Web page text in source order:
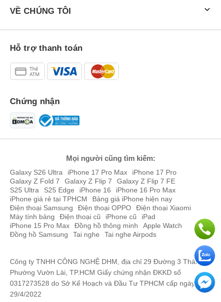
VỀ CHÚNG TÔI
Hỗ trợ thanh toán
Chứng nhận
Mọi người cũng tìm kiếm:
Galaxy S26 Ultra iPhone 17 Pro Max
iPhone 17 Pro
Galaxy Z Fold 7
Galaxy Z Flip 7
Galaxy Z Flip 7 FE
S25 Ultra
S25 Edge iPhone 16
iPhone 16 Pro Max
iPhone giá rẻ tại TPHCM
Bảng giá iPhone hiện nay
Điện thoại Samsung
Điện thoại OPPO
Điện thoại Xiaomi
Máy tính bảng
Điện thoại cũ iPhone cũ
iPad
iPhone 15 Pro Max
Đồng hồ thông minh
Apple Watch
Đồng hồ Samsung
Tai nghe Tai nghe Airpods
Công ty TNHH CÔNG NGHỆ DHM, địa chỉ 29 Đường 3 Tháng 2,
Phường Vườn Lài, TP.HCM Giấy chứng nhận ĐKKD số
0317273528 do Sở Kế Hoạch và Đầu Tư TPHCM cấp ngày
29/4/2022